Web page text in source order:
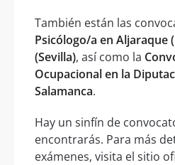
También están las
Psicólogo/a en Aljaraque
(Sevilla), así como la
Ocupacional en la
Salamanca.
Hay un sinfín de
encontrarás. Para más
exámenes, visita el sitio